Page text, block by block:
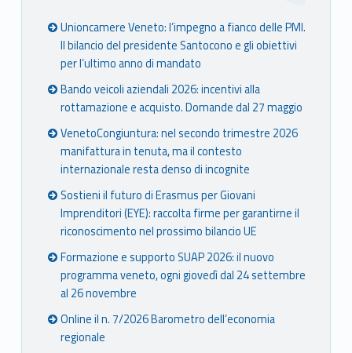
Unioncamere Veneto: l’impegno a fianco delle PMI.
Il bilancio del presidente Santocono e gli obiettivi
per l’ultimo anno di mandato
Bando veicoli aziendali 2026: incentivi alla
rottamazione e acquisto. Domande dal 27 maggio
VenetoCongiuntura: nel secondo trimestre 2026
manifattura in tenuta, ma il contesto
internazionale resta denso di incognite
Sostieni il futuro di Erasmus per Giovani
Imprenditori (EYE): raccolta firme per garantirne il
riconoscimento nel prossimo bilancio UE
Formazione e supporto SUAP 2026: il nuovo
programma veneto, ogni giovedì dal 24 settembre
al 26 novembre
Online il n. 7/2026 Barometro dell’economia
regionale